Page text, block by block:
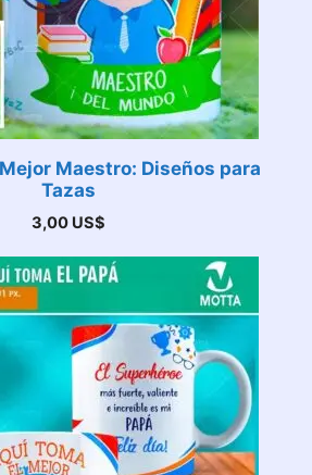
Maestro: Diseños para
Tazas
3,00 US$